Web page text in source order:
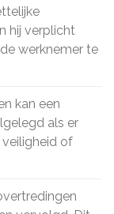
hij verplicht
werknemer te
kan een
als er
of